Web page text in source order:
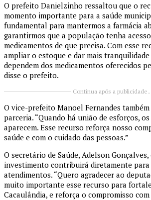
O prefeito Danielzinho ressaltou que o
momento importante para a saúde
fundamental para mantermos a farmácia
garantirmos que a população tenha
medicamentos de que precisa. Com esse
ampliar o estoque e dar mais
dependem dos medicamentos oferecidos
disse o prefeito.
Continua após a publicidade..
O vice-prefeito Manoel Fernandes
parceria. “Quando há união de esforços,
aparecem. Esse recurso reforça nosso
saúde e com o cuidado das pessoas.”
O secretário de Saúde, Adelson
investimento contribuirá diretamente para
atendimentos. “Quero agradecer ao
muito importante esse recurso para
Cacaulândia, e reforça o compromisso